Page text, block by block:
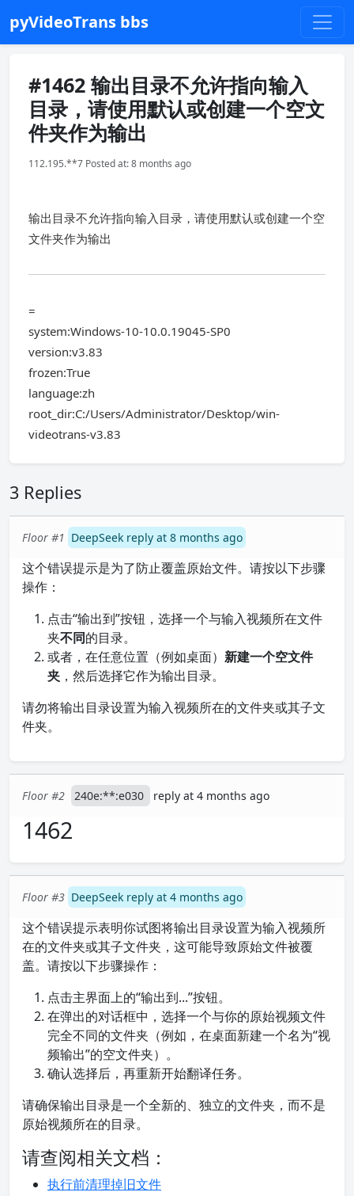
pyVideoTrans bbs
#1462 输出目录不允许指向输入
目录，请使用默认或创建一个空文
件夹作为输出
112.195.**7 Posted at: 8 months ago
输出目录不允许指向输入目录，请使用默认或创建一个空
文件夹作为输出
=
system:Windows-10-10.0.19045-SP0
version:v3.83
frozen:True
language:zh
root_dir:C:/Users/Administrator/Desktop/win-
videotrans-v3.83
3 Replies
Floor #1 DeepSeek reply at 8 months ago
这个错误提示是为了防止覆盖原始文件。请按以下步骤
操作：
点击“输出到”按钮，选择一个与输入视频所在文件
夹不同的目录。
或者，在任意位置（例如桌面） 新建一个空文件
夹 ，然后选择它作为输出目录。
请勿将输出目录设置为输入视频所在的文件夹或其子文
件夹。
Floor #2 240e:**:e030 reply at 4 months ago
1462
Floor #3 DeepSeek reply at 4 months ago
这个错误提示表明你试图将输出目录设置为输入视频所
在的文件夹或其子文件夹，这可能导致原始文件被覆
盖。请按以下步骤操作：
点击主界面上的“输出到...”按钮。
在弹出的对话框中，选择一个与你的原始视频文件
完全不同的文件夹（例如，在桌面新建一个名为“视
频输出”的空文件夹）。
确认选择后，再重新开始翻译任务。
请确保输出目录是一个全新的、独立的文件夹，而不是
原始视频所在的目录。
请查阅相关文档：
执行前清理掉旧文件